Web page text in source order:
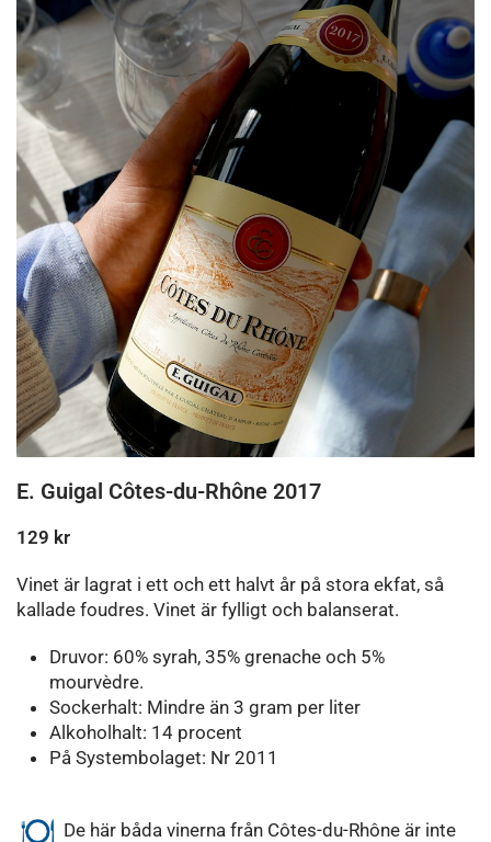
E. Guigal Côtes-du-Rhône 2017
129 kr
Vinet är lagrat i ett och ett halvt år på stora ekfat, så
kallade foudres. Vinet är fylligt och balanserat.
Druvor: 60% syrah, 35% grenache och 5%
mourvèdre.
Sockerhalt: Mindre än 3 gram per liter
Alkoholhalt: 14 procent
På Systembolaget: Nr 2011
De här båda vinerna från Côtes-du-Rhône är inte